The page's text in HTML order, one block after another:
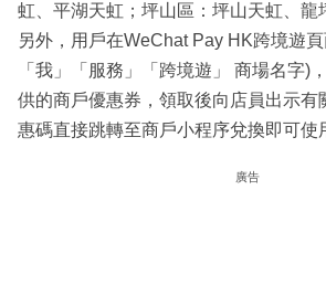
虹、平湖天虹；坪山區：坪山天虹、龍
另外，用戶在WeChat Pay HK跨境遊
「我」「服務」「跨境遊」 商場名字)
供的商戶優惠券，領取後向店員出示有
惠碼直接跳轉至商戶小程序兌換即可使
廣告